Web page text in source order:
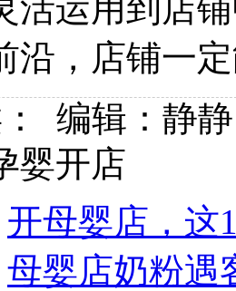
活运用到店
沿，店铺一
编辑：静静
婴开店
开母婴店，这
母婴店奶粉遇